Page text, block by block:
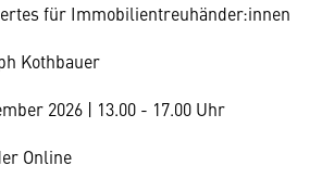
für Immobilientreuhänder:innen
Kothbauer
2026 | 13.00 - 17.00 Uhr
Online